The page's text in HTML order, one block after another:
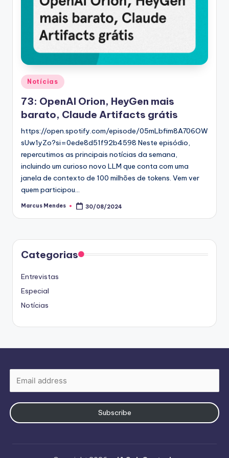
Posted
in
Notícias
73: OpenAI Orion, HeyGen mais
barato, Claude Artifacts grátis
https://open.spotify.com/episode/05mLbfim8A706OW
sUw1yZo?si=0ede8d51f92b4598 Neste episódio,
repercutimos as principais notícias da semana,
incluindo um curioso novo LLM que conta com uma
janela de contexto de 100 milhões de tokens. Vem ver
quem participou…
Posted
Marcus Mendes 30/08/2024
Categorias
Entrevistas
Especial
Notícias
Subscribe